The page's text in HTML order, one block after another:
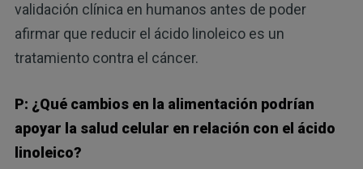
validación clínica en humanos antes de poder
afirmar que reducir el ácido linoleico es un
tratamiento contra el cáncer.
P: ¿Qué cambios en la alimentación podrían
apoyar la salud celular en relación con el ácido
linoleico?